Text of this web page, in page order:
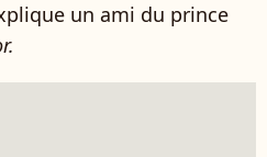
un ami du prince